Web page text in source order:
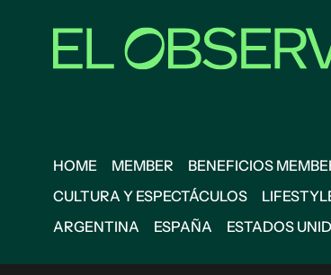
HOME MEMBER BENEFICIOS
CULTURA Y ESPECTÁCULOS
ARGENTINA
ESPAÑA ESTADOS